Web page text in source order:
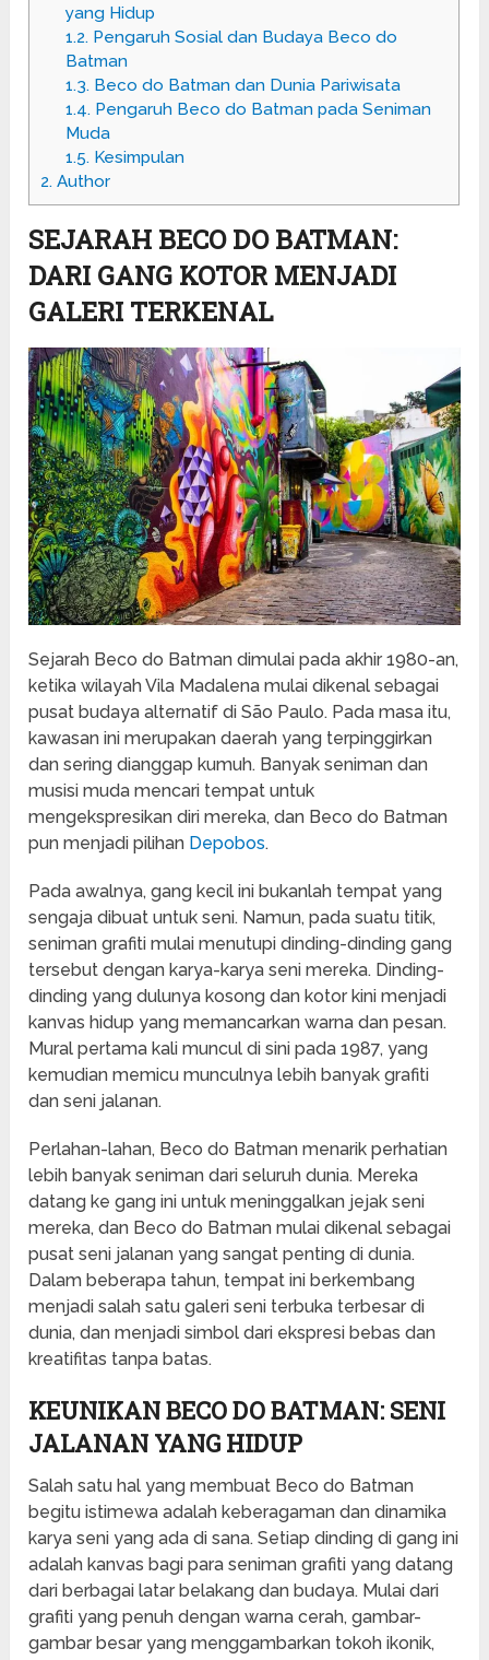
yang Hidup
1.2.Pengaruh Sosial dan Budaya Beco do
Batman
1.3.Beco do Batman dan Dunia Pariwisata
1.4.Pengaruh Beco do Batman pada Seniman
Muda
1.5.Kesimpulan
2. Author
SEJARAH BECO DO BATMAN:
DARI GANG KOTOR MENJADI
GALERI TERKENAL
Sejarah Beco do Batman dimulai pada akhir 1980-an,
ketika wilayah Vila Madalena mulai dikenal sebagai
pusat budaya alternatif di São Paulo. Pada masa itu,
kawasan ini merupakan daerah yang terpinggirkan
dan sering dianggap kumuh. Banyak seniman dan
musisi muda mencari tempat untuk
mengekspresikan diri mereka, dan Beco do Batman
pun menjadi pilihan Depobos.
Pada awalnya, gang kecil ini bukanlah tempat yang
sengaja dibuat untuk seni. Namun, pada suatu titik,
seniman grafiti mulai menutupi dinding-dinding gang
tersebut dengan karya-karya seni mereka. Dinding-
dinding yang dulunya kosong dan kotor kini menjadi
kanvas hidup yang memancarkan warna dan pesan.
Mural pertama kali muncul di sini pada 1987, yang
kemudian memicu munculnya lebih banyak grafiti
dan seni jalanan.
Perlahan-lahan, Beco do Batman menarik perhatian
lebih banyak seniman dari seluruh dunia. Mereka
datang ke gang ini untuk meninggalkan jejak seni
mereka, dan Beco do Batman mulai dikenal sebagai
pusat seni jalanan yang sangat penting di dunia.
Dalam beberapa tahun, tempat ini berkembang
menjadi salah satu galeri seni terbuka terbesar di
dunia, dan menjadi simbol dari ekspresi bebas dan
kreatifitas tanpa batas.
KEUNIKAN BECO DO BATMAN: SENI
JALANAN YANG HIDUP
Salah satu hal yang membuat Beco do Batman
begitu istimewa adalah keberagaman dan dinamika
karya seni yang ada di sana. Setiap dinding di gang ini
adalah kanvas bagi para seniman grafiti yang datang
dari berbagai latar belakang dan budaya. Mulai dari
grafiti yang penuh dengan warna cerah, gambar-
gambar besar yang menggambarkan tokoh ikonik,